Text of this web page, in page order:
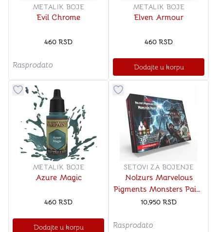
METALIK BOJE
Evil Chrome
460 RSD
Rasprodato
METALIK BOJE
Elven Armour
460 RSD
Dodajte u korpu
Dugme za dodavanje stvari u kategoriju omiljeno
METALIK BOJE
Azure Magic
460 RSD
Dodajte u korpu
Dugme za dodavanje stvari
SETOVI ZA BOJENJE
Nolzurs Marvelous
Pigments Monsters Paint
Set
10,950 RSD
Rasprodato